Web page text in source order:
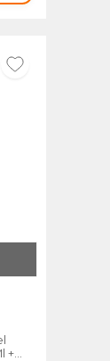
Tüy